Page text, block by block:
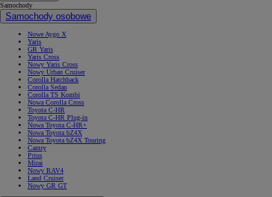
Samochody
Samochody osobowe
Nowe Aygo X
Yaris
GR Yaris
Yaris Cross
Nowy Yaris Cross
Nowy Urban Cruiser
Corolla Hatchback
Corolla Sedan
Corolla TS Kombi
Nowa Corolla Cross
Toyota C-HR
Toyota C-HR Plug-in
Nowa Toyota C-HR+
Nowa Toyota bZ4X
Nowa Toyota bZ4X Touring
Camry
Prius
Mirai
Nowy RAV4
Land Cruiser
Nowy GR GT